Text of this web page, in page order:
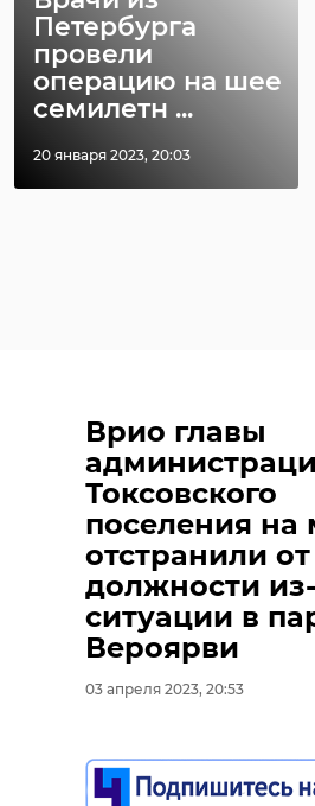
Петербурга
провели
операцию на шее
семилетн ...
20 января 2023, 20:03
Врио главы
Токсовского
поселения на
отстранили от
должности
ситуации в
Вероярви
03 апреля 2023, 20:53